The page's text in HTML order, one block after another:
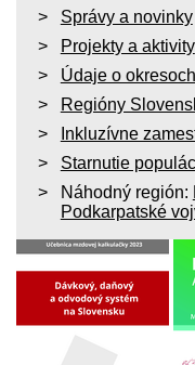
Správy a novinky
Projekty a aktivity
Údaje o okresoch
Regióny
Inkluzívne
Starnutie
Náhodný región:
Podkarpatské